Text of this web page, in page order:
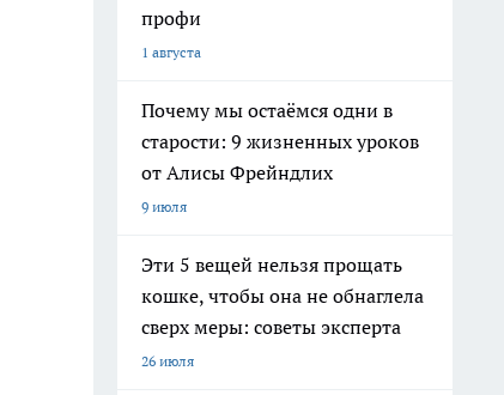
профи
1 августа
Почему мы остаёмся одни в
старости: 9 жизненных уроков
от Алисы Фрейндлих
9 июля
Эти 5 вещей нельзя прощать
кошке, чтобы она не обнаглела
сверх меры: советы эксперта
26 июля